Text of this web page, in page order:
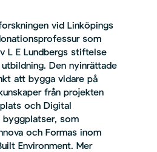
vid Linköpings
som
L E Lundbergs stiftelse
Den nyinrättade
att bygga vidare på
från projekten
och Digital
som
och Formas inom
Environment. Mer